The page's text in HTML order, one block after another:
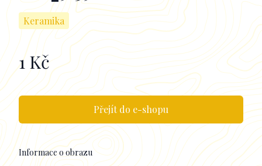
Keramika
Informace k obrazu
1 Kč
Přejít do e-shopu
Informace o obrazu